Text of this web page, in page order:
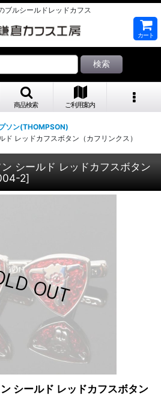
ブルシールドレッドカフス
カート
検索
商品検索 ご利用案内
ソン(THOMPSON)
レッドカフスボタン（カフリンクス）
シールド レッドカフスボタン
2]
シールド レッドカフスボタン